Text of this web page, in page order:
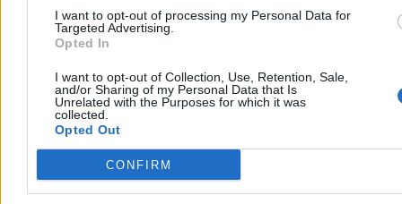
I want to opt-out of processing my Personal Data for
Targeted Advertising.
Opted In
I want to opt-out of Collection, Use, Retention, Sale,
and/or Sharing of my Personal Data that Is
Unrelated with the Purposes for which it was
collected.
Opted Out
CONFIRM
Nie. Wiecie, od kogo dostałem wsparcie? Od wicemarszałka
Krzysztofa Bosaka z Konfederacji i posła Janusza Cieszyńskiego z
że to oni mieli rację: kancelarie i Sejmu, i Senatu nie dopatrzyły się
żadnego zaniechania z mojej strony. Podobnie komisja etyki
poselskiej uznała, że dopełniłem wszystkich procedur. Nadal
oczywiście uważam, że ten człowiek nie miał moralnego prawa
by się tam nie znalazł.